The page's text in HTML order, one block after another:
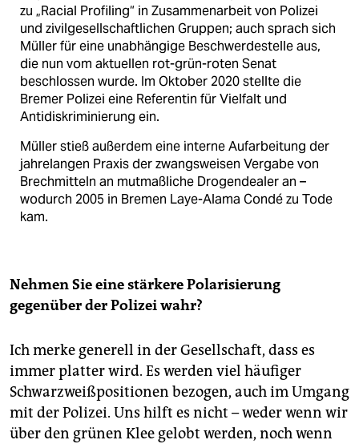
zu „Racial Profiling“ in Zusammenarbeit von Polizei
und zivilgesellschaftlichen Gruppen; auch sprach sich
Müller für eine unabhängige Beschwerdestelle aus,
die nun vom aktuellen rot-grün-roten Senat
beschlossen wurde. Im Oktober 2020 stellte die
Bremer Polizei eine Referentin für Vielfalt und
Antidiskriminierung ein.
Müller stieß außerdem eine interne Aufarbeitung der
jahrelangen Praxis der zwangsweisen Vergabe von
Brechmitteln an mutmaßliche Drogendealer an –
wodurch 2005 in Bremen Laye-Alama Condé zu Tode
kam.
Nehmen Sie eine stärkere Polarisierung
gegenüber der Polizei wahr?
Ich merke generell in der Gesellschaft, dass es
immer platter wird. Es werden viel häufiger
Schwarzweißpositionen bezogen, auch im Umgang
mit der Polizei. Uns hilft es nicht – weder wenn wir
über den grünen Klee gelobt werden, noch wenn